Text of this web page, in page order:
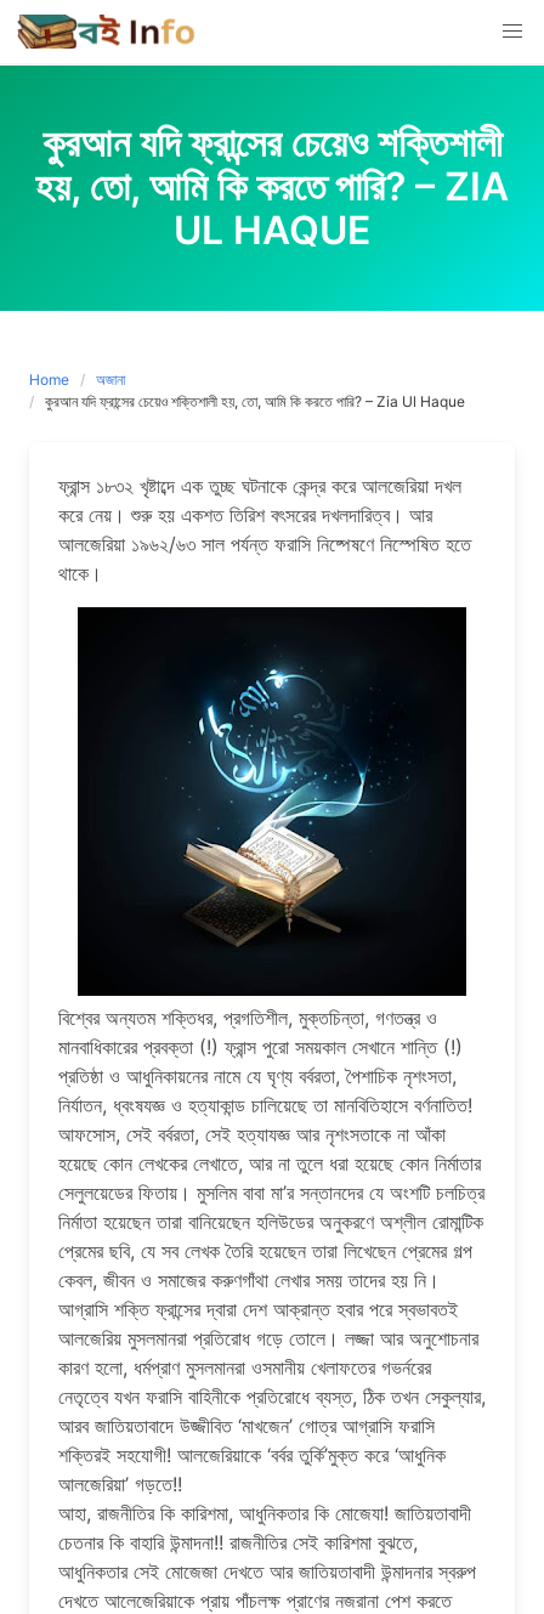
Skip
to
content
কুরআন যদি ফ্রান্সের চেয়েও শক্তিশালী
হয়, তো, আমি কি করতে পারি? – ZIA
UL HAQUE
Home
অজানা
কুরআন যদি ফ্রান্সের চেয়েও শক্তিশালী হয়, তো, আমি কি করতে পারি? – Zia Ul Haque
ফ্রান্স ১৮৩২ খৃষ্টাব্দে এক তুচ্ছ ঘটনাকে কেন্দ্র করে আলজেরিয়া দখল
করে নেয়। শুরু হয় একশত তিরিশ বৎসরের দখলদারিত্ব। আর
আলজেরিয়া ১৯৬২/৬৩ সাল পর্যন্ত ফরাসি নিষ্পেষণে নিস্পেষিত হতে
থাকে।
বিশ্বের অন্যতম শক্তিধর, প্রগতিশীল, মুক্তচিন্তা, গণতন্ত্র ও
মানবাধিকারের প্রবক্তা (!) ফ্রান্স পুরো সময়কাল সেখানে শান্তি (!)
প্রতিষ্ঠা ও আধুনিকায়নের নামে যে ঘৃণ্য বর্বরতা, পৈশাচিক নৃশংসতা,
নির্যাতন, ধ্বংষযজ্ঞ ও হত্যাকান্ড চালিয়েছে তা মানবিতিহাসে বর্ণনাতিত!
আফসোস, সেই বর্বরতা, সেই হত্যাযজ্ঞ আর নৃশংসতাকে না আঁকা
হয়েছে কোন লেখকের লেখাতে, আর না তুলে ধরা হয়েছে কোন নির্মাতার
সেলুলয়েডের ফিতায়। মুসলিম বাবা মা’র সন্তানদের যে অংশটি চলচিত্র
নির্মাতা হয়েছেন তারা বানিয়েছেন হলিউডের অনুকরণে অশ্লীল রোমান্টিক
প্রেমের ছবি, যে সব লেখক তৈরি হয়েছেন তারা লিখেছেন প্রেমের গল্প
কেবল, জীবন ও সমাজের করুণগাঁথা লেখার সময় তাদের হয় নি।
আগ্রাসি শক্তি ফ্রান্সের দ্বারা দেশ আক্রান্ত হবার পরে স্বভাবতই
আলজেরিয় মুসলমানরা প্রতিরোধ গড়ে তোলে। লজ্জা আর অনুশোচনার
কারণ হলো, ধর্মপ্রাণ মুসলমানরা ওসমানীয় খেলাফতের গভর্নরের
নেতৃত্বে যখন ফরাসি বাহিনীকে প্রতিরোধে ব্যস্ত, ঠিক তখন সেকুল্যার,
আরব জাতিয়তাবাদে উজ্জীবিত ‘মাখজেন’ গোত্র আগ্রাসি ফরাসি
শক্তিরই সহযোগী! আলজেরিয়াকে ‘বর্বর তুর্কি’মুক্ত করে ‘আধুনিক
আলজেরিয়া’ গড়তে!!
আহা, রাজনীতির কি কারিশমা, আধুনিকতার কি মোজেযা! জাতিয়তাবাদী
চেতনার কি বাহারি উন্মাদনা!! রাজনীতির সেই কারিশমা বুঝতে,
আধুনিকতার সেই মোজেজা দেখতে আর জাতিয়তাবাদী উন্মাদনার স্বরুপ
দেখতে আলেজেরিয়াকে প্রায় পাঁচলক্ষ প্রাণের নজরানা পেশ করতে